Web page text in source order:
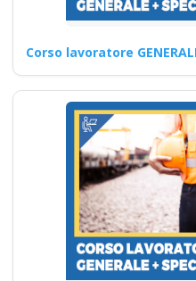
con
2025
parte
lavoro
pratica
mobili
Corso lavoratore